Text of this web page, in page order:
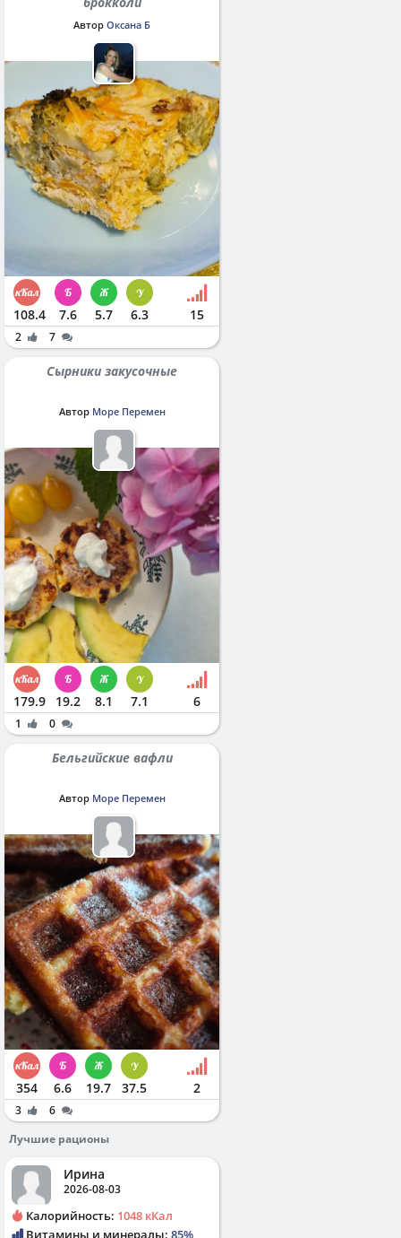
Автор Оксана Б
108.4 7.6 5.7 6.3 15
2 7
Сырники закусочные
Автор Море Перемен
179.9 19.2 8.1 7.1 6
1 0
Бельгийские вафли
Автор Море Перемен
354 6.6 19.7 37.5 2
3
6
Лучшие рационы
Ирина
2026-08-03
Калорийность: 1048 кКал
Витамины и минералы: 85%